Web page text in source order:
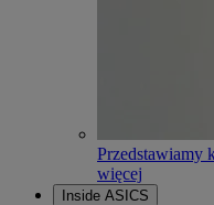
Przedstawiamy
więcej
Inside ASICS